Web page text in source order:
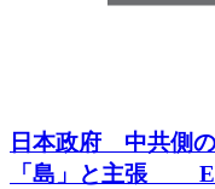
日本政府 中共側
「島」と主張